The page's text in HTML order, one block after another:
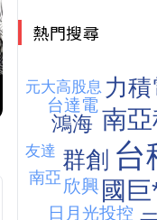
【危機只解除一半?】台股暴漲後別急追！量縮反彈藏隱憂
熱門搜尋